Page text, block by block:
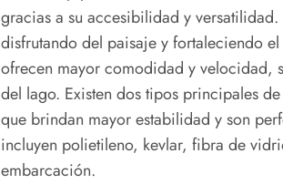
gracias a su accesibilidad y
disfrutando del paisaje y fortaleciendo
ofrecen mayor comodidad y velocidad,
del lago. Existen dos tipos principales
que brindan mayor estabilidad y son
incluyen polietileno, kevlar, fibra de
embarcación.